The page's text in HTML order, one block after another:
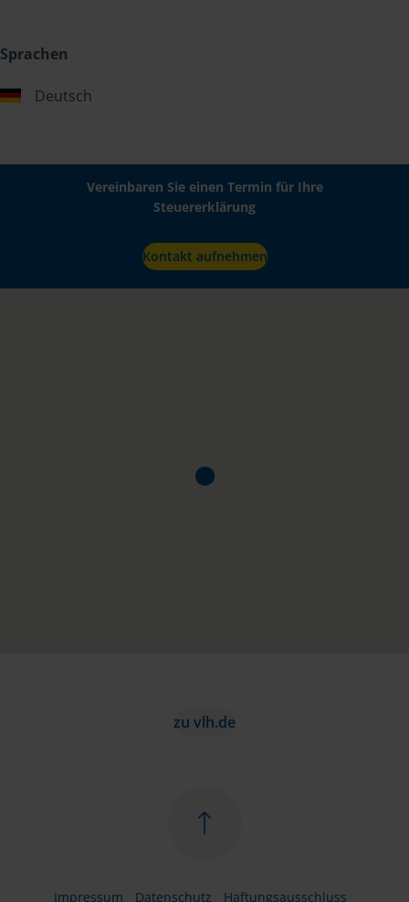
Sprachen
Deutsch
Vereinbaren Sie einen Termin für Ihre
Steuererklärung
Kontakt aufnehmen
zu vlh.de
Impressum Datenschutz Haftungsausschluss